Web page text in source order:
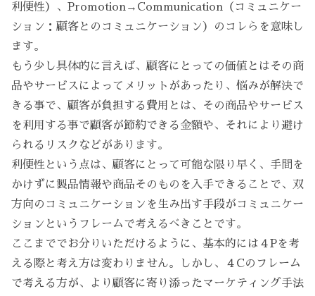
利便性）、Promotion→Communication（コミュニケー
ション：顧客とのコミュニケーション）のコレらを意味し
ます。
もう少し具体的に言えば、顧客にとっての価値とはその商
品やサービスによってメリットがあったり、悩みが解決で
きる事で、顧客が負担する費用とは、その商品やサービス
を利用する事で顧客が節約できる金額や、それにより避け
られるリスクなどがあります。
利便性という点は、顧客にとって可能な限り早く、手間を
かけずに製品情報や商品そのものを入手できることで、双
方向のコミュニケーションを生み出す手段がコミュニケー
ションというフレームで考えるべきことです。
ここまででお分りいただけるように、基本的には４Pを考
える際と考え方は変わりません。しかし、４Cのフレーム
で考える方が、より顧客に寄り添ったマーケティング手法